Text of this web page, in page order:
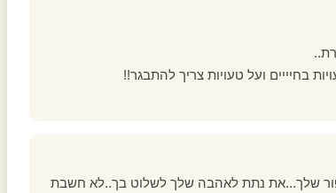
בחיייים ועל טעויות צריך להתבגר!!
שלך...את נתת לאהבה שלך לשלוט בך..לא חשבת